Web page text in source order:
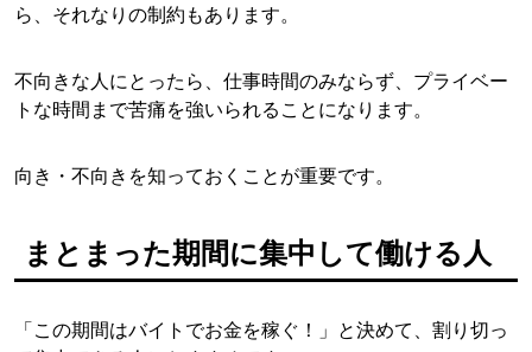
ら、それなりの制約もあります。
不向きな人にとったら、仕事時間のみならず、プライベー
トな時間まで苦痛を強いられることになります。
向き・不向きを知っておくことが重要です。
まとまった期間に集中して働ける人
「この期間はバイトでお金を稼ぐ！」と決めて、割り切っ